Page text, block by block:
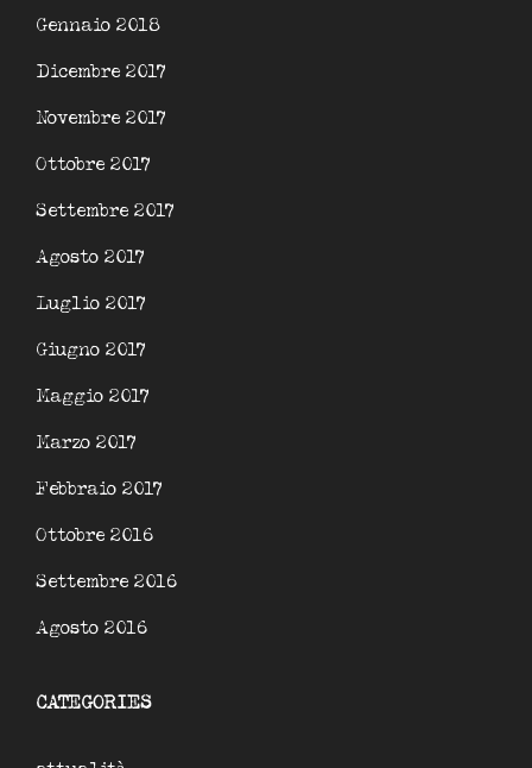
Gennaio 2018
Dicembre 2017
Novembre 2017
Ottobre 2017
Settembre 2017
Agosto 2017
Luglio 2017
Giugno 2017
Maggio 2017
Marzo 2017
Febbraio 2017
Ottobre 2016
Settembre 2016
Agosto 2016
CATEGORIES